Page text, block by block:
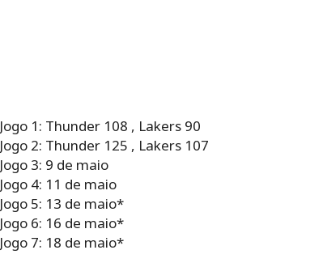
Jogo 1: Thunder 108 , Lakers 90
Jogo 2: Thunder 125 , Lakers 107
Jogo 3: 9 de maio
Jogo 4: 11 de maio
Jogo 5: 13 de maio*
Jogo 6: 16 de maio*
Jogo 7: 18 de maio*